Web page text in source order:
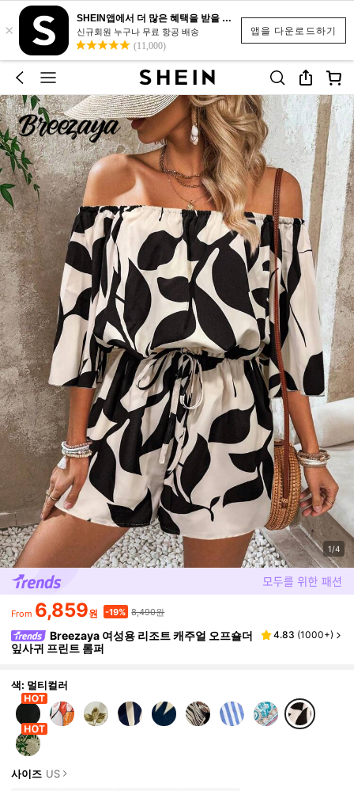
앱을 다운로드하기
×
SHEIN앱에서 더 많은 혜택을 받을 수 있어요.
신규회원 누구나 무료 항공 배송
(11,000)
1/4
From 6,859원 -19% 8,490원
Breezaya 여성용 리조트 캐주얼 오프숄더
잎사귀 프린트 롬퍼
4.83 (1000+)
색: 멀티컬러
사이즈 US